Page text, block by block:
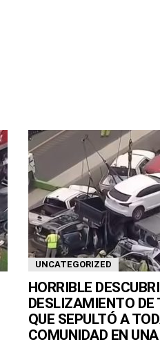
UNCATEGORIZED
HORRIBLE
DESLIZAMIENTO
QUE SEPULTÓ A
COMUNIDAD EN